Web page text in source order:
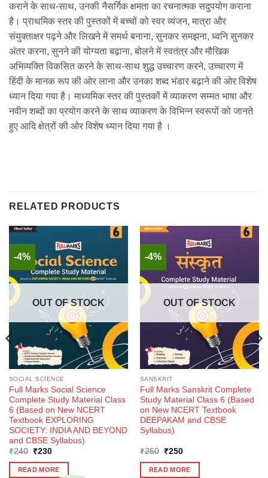
कराने के साथ-साथ, उनकी नैसर्गिक क्षमता का रचनात्मक सदुपयोग कराना
है। प्राथमिक स्तर की पुस्तकों में बच्चों को स्वर व्यंजन, मात्रा और
संयुक्ताक्षर पढ़ने और लिखने में समर्थ बनाना, सुनकर समझना, ध्वनि सुनकर
अंतर करना, सुनने की योग्यता बढ़ाना, बोलने में स्वतंत्र और मौखिक
अभिव्यक्ति विकसित करने के साथ-साथ शुद्ध उच्चारण करने, उच्चारण में
हिंदी के मानक रूप की ओर लाना और उनका शब्द भंडार बढ़ाने की ओर विशेष
ध्यान दिया गया है। माध्यमिक स्तर की पुस्तकों में व्याकरण सम्मत भाषा और
नवीन शब्दों का प्रयोग करने के साथ व्याकरण के विभिन्न स्वरूपों को जानते
हुए आदि क्षेत्रों की ओर विशेष ध्यान दिया गया है ।
RELATED PRODUCTS
-4%
OUT OF STOCK
SOCIAL SCIENCE
Full Marks Social Science
Complete Study Material Class
6 (Based on New NCERT
Textbook EXPLORING
SOCIETY: INDIA AND BEYOND
and CBSE Syllabus)
₹240
Original
was:
₹240.
₹230Current
is:
₹230.
READ MORE
-4%
OUT OF STOCK
SANSKRIT
Full Marks Sanskrit Complete
Study Material Class 6 (Based
on New NCERT Textbook
DEEPAKAM and CBSE
Syllabus)
₹260
Original
was:
₹260.
₹250Current
is:
₹250.
READ MORE